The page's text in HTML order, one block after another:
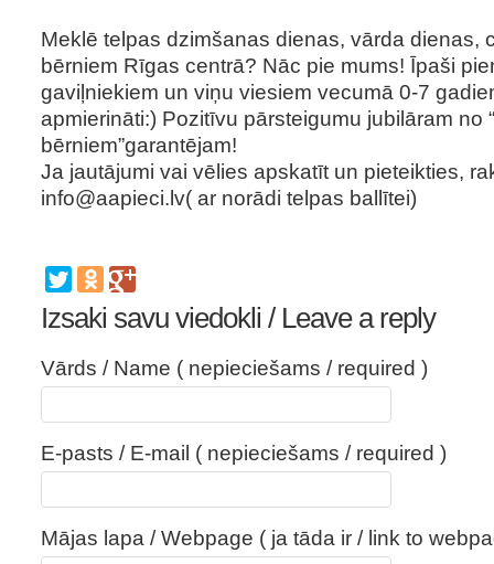
Meklē telpas dzimšanas dienas, vārda dienas,
bērniem Rīgas centrā? Nāc pie mums! Īpaši
gaviļniekiem un viņu viesiem vecumā 0-7
apmierināti:) Pozitīvu pārsteigumu jubilāram no
bērniem”garantējam!
Ja jautājumi vai vēlies apskatīt un pieteikties,
info@aapieci.lv( ar norādi telpas ballītei)
Izsaki savu viedokli / Leave a reply
Vārds / Name ( nepieciešams / required )
E-pasts / E-mail ( nepieciešams / required )
Mājas lapa / Webpage ( ja tāda ir / link to